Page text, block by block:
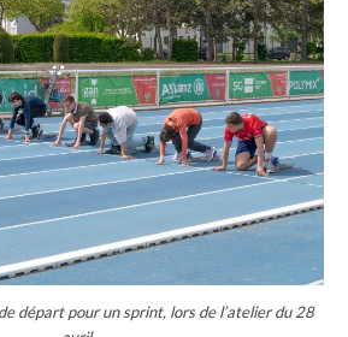
départ pour un sprint, lors de l’atelier du 28